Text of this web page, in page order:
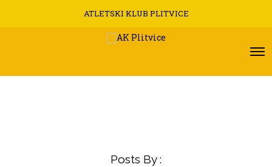
ATLETSKI KLUB PLITVICE
Posts By :